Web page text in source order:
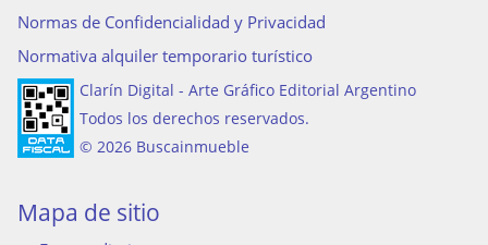
Normas de Confidencialidad y Privacidad
Normativa alquiler temporario turístico
Clarín Digital - Arte Gráfico Editorial Argentino
Todos los derechos reservados.
© 2026 Buscainmueble
Mapa de sitio